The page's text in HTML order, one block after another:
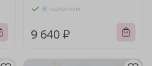
В наличии
9 640 ₽